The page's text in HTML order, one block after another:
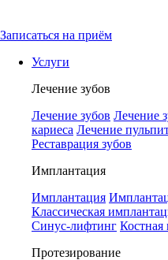
Записаться на приём
Услуги
Лечение зубов
Лечение зубов Лечение
кариеса Лечение
Реставрация зубов
Имплантация
Имплантация
Классическая
Синус-лифтинг Костная
Протезирование